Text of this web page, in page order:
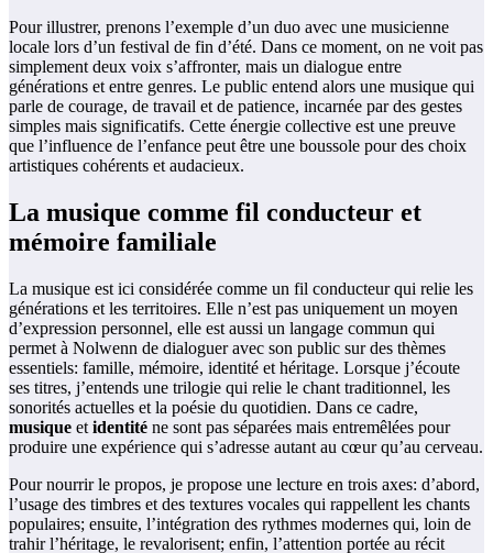
Pour illustrer, prenons l’exemple d’un duo avec une musicienne
locale lors d’un festival de fin d’été. Dans ce moment, on ne voit pas
simplement deux voix s’affronter, mais un dialogue entre
générations et entre genres. Le public entend alors une musique qui
parle de courage, de travail et de patience, incarnée par des gestes
simples mais significatifs. Cette énergie collective est une preuve
que l’influence de l’enfance peut être une boussole pour des choix
artistiques cohérents et audacieux.
La musique comme fil conducteur et
mémoire familiale
La musique est ici considérée comme un fil conducteur qui relie les
générations et les territoires. Elle n’est pas uniquement un moyen
d’expression personnel, elle est aussi un langage commun qui
permet à Nolwenn de dialoguer avec son public sur des thèmes
essentiels: famille, mémoire, identité et héritage. Lorsque j’écoute
ses titres, j’entends une trilogie qui relie le chant traditionnel, les
sonorités actuelles et la poésie du quotidien. Dans ce cadre,
musique et identité ne sont pas séparées mais entremêlées pour
produire une expérience qui s’adresse autant au cœur qu’au cerveau.
Pour nourrir le propos, je propose une lecture en trois axes: d’abord,
l’usage des timbres et des textures vocales qui rappellent les chants
populaires; ensuite, l’intégration des rythmes modernes qui, loin de
trahir l’héritage, le revalorisent; enfin, l’attention portée au récit